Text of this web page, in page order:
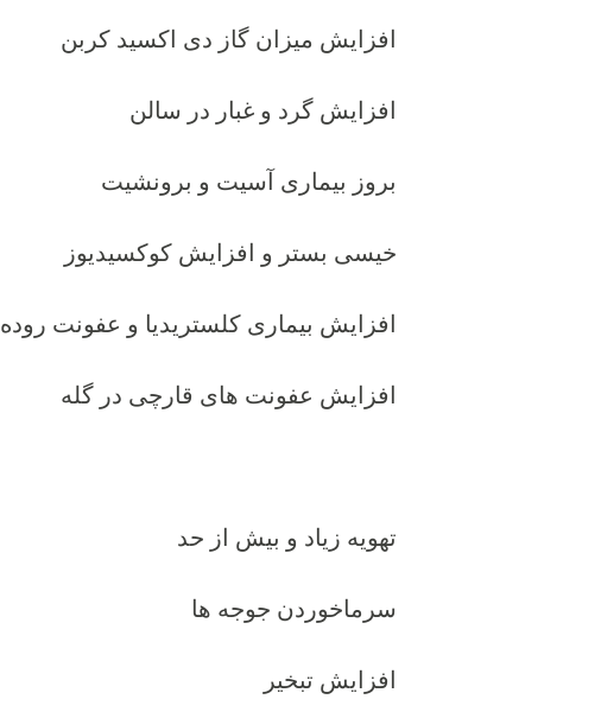
افزایش میزان گاز دی اکسید کربن
افزایش گرد و غبار در سالن
بروز بیماری آسیت و برونشیت
خیسی بستر و افزایش کوکسیدیوز
افزایش بیماری کلستریدیا و عفونت روده
افزایش عفونت های قارچی در گله
تهویه زیاد و بیش از حد
سرماخوردن جوجه ها
افزایش تبخیر